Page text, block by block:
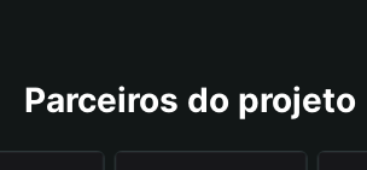
Parceiros do projeto